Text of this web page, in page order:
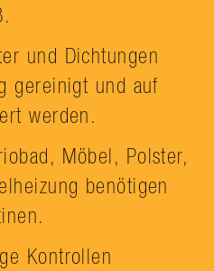
und Dichtungen
gereinigt und auf
werden.
Möbel, Polster,
benötigen
Kontrollen